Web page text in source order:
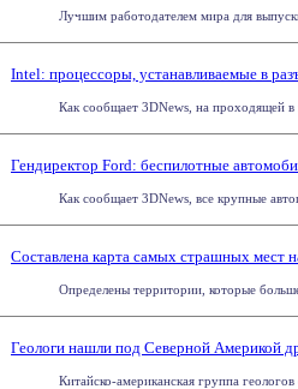
Лучшим работодателем мира для
Intel: процессоры, устанавливаемые в
Как сообщает 3DNews, на проходящей в
Гендиректор Ford: беспилотные
Как сообщает 3DNews, все крупные
Составлена карта самых страшных мест
Определены территории, которые
Геологи нашли под Северной Америкой
Китайско-американская группа